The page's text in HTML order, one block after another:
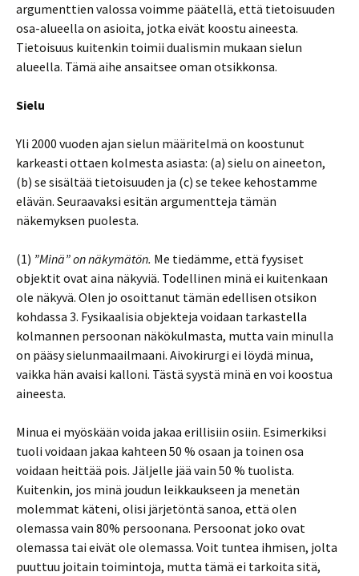
argumenttien valossa voimme päätellä, että tietoisuuden
osa-alueella on asioita, jotka eivät koostu aineesta.
Tietoisuus kuitenkin toimii dualismin mukaan sielun
alueella. Tämä aihe ansaitsee oman otsikkonsa.
Sielu
Yli 2000 vuoden ajan sielun määritelmä on koostunut
karkeasti ottaen kolmesta asiasta: (a) sielu on aineeton,
(b) se sisältää tietoisuuden ja (c) se tekee kehostamme
elävän. Seuraavaksi esitän argumentteja tämän
näkemyksen puolesta.
(1) ”Minä” on näkymätön. Me tiedämme, että fyysiset
objektit ovat aina näkyviä. Todellinen minä ei kuitenkaan
ole näkyvä. Olen jo osoittanut tämän edellisen otsikon
kohdassa 3. Fysikaalisia objekteja voidaan tarkastella
kolmannen persoonan näkökulmasta, mutta vain minulla
on pääsy sielunmaailmaani. Aivokirurgi ei löydä minua,
vaikka hän avaisi kalloni. Tästä syystä minä en voi koostua
aineesta.
Minua ei myöskään voida jakaa erillisiin osiin. Esimerkiksi
tuoli voidaan jakaa kahteen 50 % osaan ja toinen osa
voidaan heittää pois. Jäljelle jää vain 50 % tuolista.
Kuitenkin, jos minä joudun leikkaukseen ja menetän
molemmat käteni, olisi järjetöntä sanoa, että olen
olemassa vain 80% persoonana. Persoonat joko ovat
olemassa tai eivät ole olemassa. Voit tuntea ihmisen, jolta
puuttuu joitain toimintoja, mutta tämä ei tarkoita sitä,